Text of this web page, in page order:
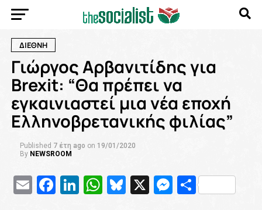
ΔΙΕΘΝΗ
Γιώργος Αρβανιτίδης για
Brexit: “Θα πρέπει να
εγκαινιαστεί μια νέα εποχή
Ελληνοβρετανικής φιλίας”
Published 7 έτη ago on 19/01/2020
By NEWSROOM
EmailFacebook
LinkedIn
WhatsApp
Bluesky
X